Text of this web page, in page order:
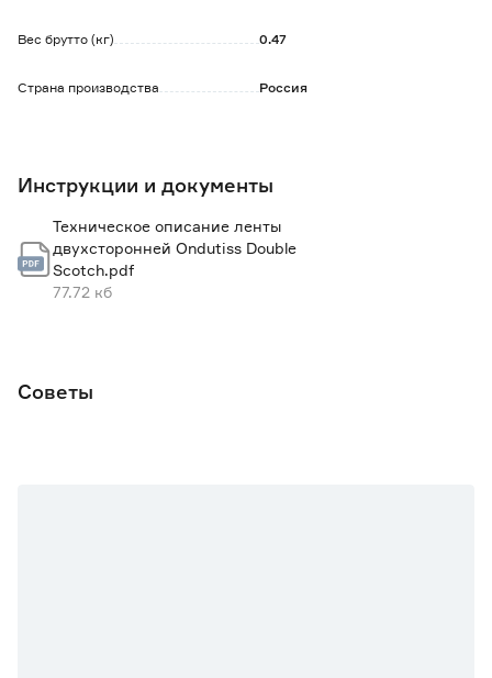
Вес брутто (кг) 0.47
Страна производства Россия
Инструкции и документы
Техническое описание ленты
двухсторонней Ondutiss Double
Scotch.pdf
77.72 кб
Советы